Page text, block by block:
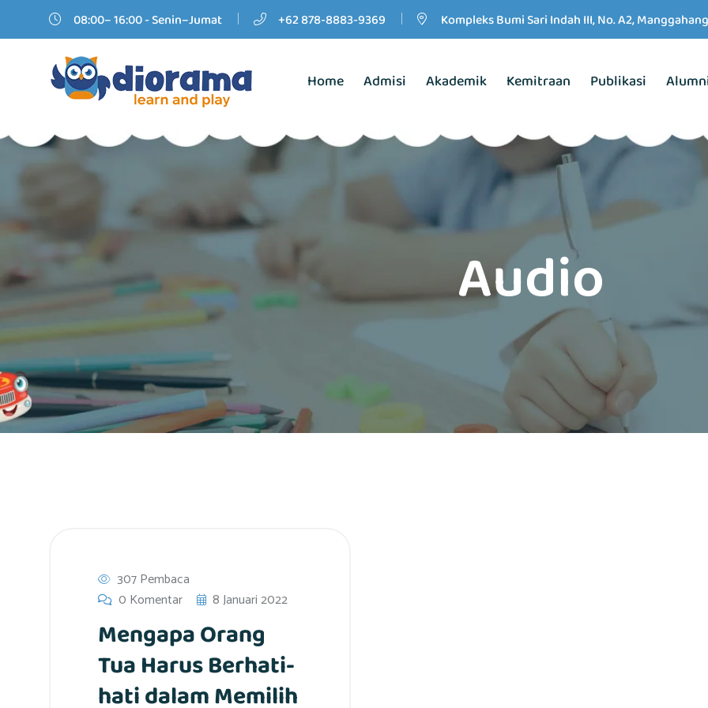
08:00– 16:00 - Senin–Jumat +62 878-8883-9369 Kompleks Bumi Sari Indah III, No. A2,
Home Admisi Akademik Kemitraan Publikasi
Audio
307 Pembaca
0 Komentar
8 Januari 2022
Mengapa Orang
Tua Harus Berhati-
hati dalam Memilih